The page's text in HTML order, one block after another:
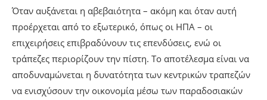
Όταν αυξάνεται η αβεβαιότητα – ακόμη και όταν αυτή
προέρχεται από το εξωτερικό, όπως οι ΗΠΑ – οι
επιχειρήσεις επιβραδύνουν τις επενδύσεις, ενώ οι
τράπεζες περιορίζουν την πίστη. Το αποτέλεσμα είναι να
αποδυναμώνεται η δυνατότητα των κεντρικών τραπεζών
να ενισχύσουν την οικονομία μέσω των παραδοσιακών